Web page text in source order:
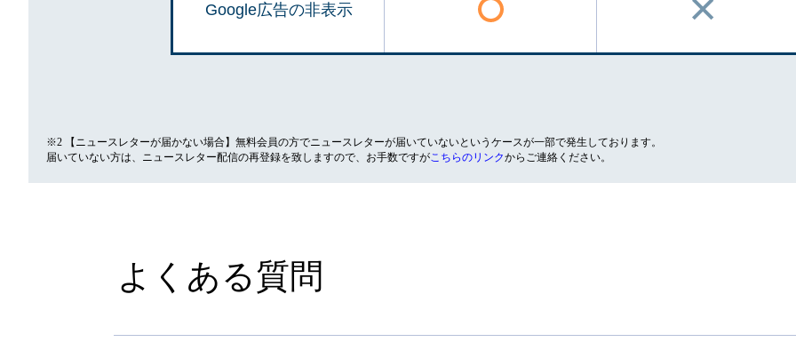
Google広告の非表示
※2 【ニュースレターが届かない場合】無料会員の方でニュースレターが届いていないというケースが一部で発生しております。
届いていない方は、ニュースレター配信の再登録を致しますので、お手数ですがこちらのリンクからご連絡ください。
よくある質問